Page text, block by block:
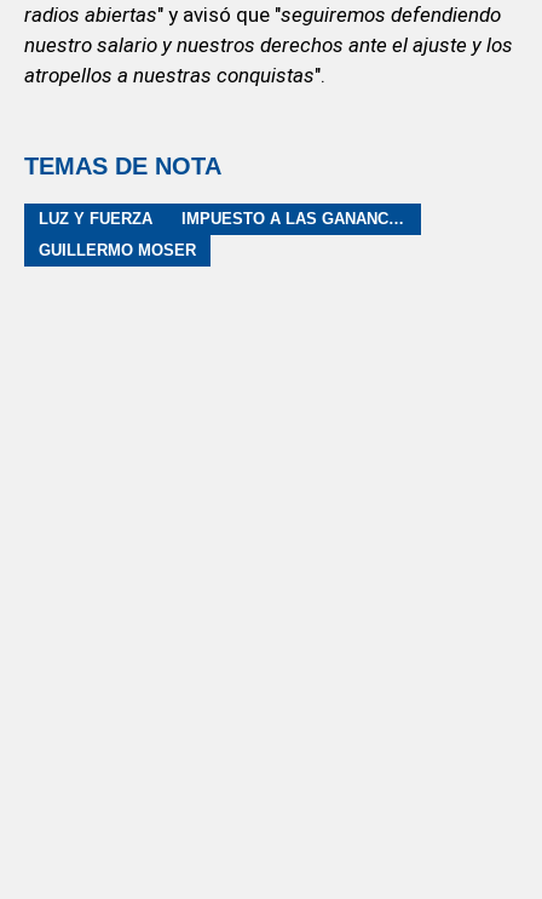
radios abiertas" y avisó que "seguiremos defendiendo
nuestro salario y nuestros derechos ante el ajuste y los
atropellos a nuestras conquistas".
TEMAS DE NOTA
LUZ Y FUERZA
IMPUESTO A LAS GANANCIAS
GUILLERMO MOSER